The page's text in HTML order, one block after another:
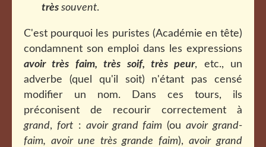
très souvent.
C'est pourquoi les puristes (Académie en tête)
condamnent son emploi dans les expressions
avoir très faim, très soif, très peur, etc., un
adverbe (quel qu'il soit) n'étant pas censé
modifier un nom. Dans ces tours, ils
préconisent de recourir correctement à
grand,fort : avoir grand faim (ou avoir grand-
faim, avoir une très grande faim),avoir grand